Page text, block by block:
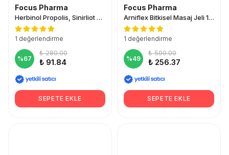
Focus Pharma
Herbinol Propolis, Sinirliot ve İzlanda Yosunu Pastil 16 Adet
1 değerlendirme
%67
₺ 280.00
₺ 91.84
SEPETE EKLE
Focus Pharma
Arniflex Bitkisel Masaj Jeli 100 ml
1 değerlendirme
%49
₺ 500.00
₺ 256.37
SEPETE EKLE